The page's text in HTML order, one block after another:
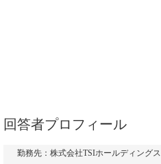
回答者プロフィール
勤務先：株式会社TSIホールディングス